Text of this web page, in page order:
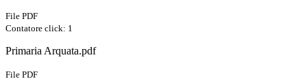
File PDF
Contatore click: 1
Primaria Arquata.pdf
File PDF